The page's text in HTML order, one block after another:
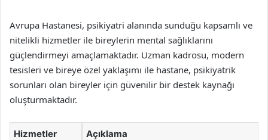
Avrupa Hastanesi, psikiyatri alanında sunduğu kapsamlı ve
nitelikli hizmetler ile bireylerin mental sağlıklarını
güçlendirmeyi amaçlamaktadır. Uzman kadrosu, modern
tesisleri ve bireye özel yaklaşımı ile hastane, psikiyatrik
sorunları olan bireyler için güvenilir bir destek kaynağı
oluşturmaktadır.
Hizmetler Açıklama